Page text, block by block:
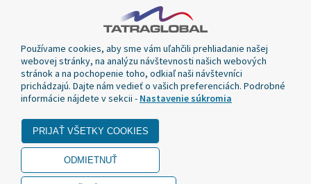
© 2020 Tatraglobal, Všetky práva vyhradené.
Dizajn navrhol a naprogramoval Elall, spol. s r. o. -
Používame cookies, aby sme vám uľahčili prehliadanie našej
webovej stránky, na analýzu návštevnosti našich webových
stránok a na pochopenie toho, odkiaľ naši návštevníci
prichádzajú. Dajte nám vedieť o vašich preferenciách. Podrobné
informácie nájdete v sekcii - Nastavenie súkromia